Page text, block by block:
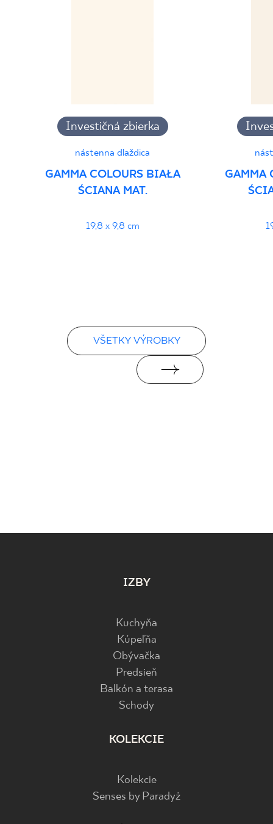
Investičná zbierka
nástenna dlaždica
GAMMA COLOURS BIAŁA
ŚCIANA MAT.
19,8 x 9,8 cm
GAMMA
VŠETKY VÝROBKY
IZBY
Kuchyňa
Kúpeľňa
Obývačka
Predsieň
Balkón a terasa
Schody
KOLEKCIE
Kolekcie
Senses by Paradyż